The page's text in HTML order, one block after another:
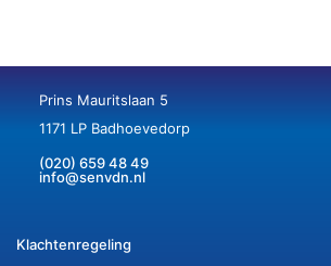
Prins Mauritslaan 5
1171 LP Badhoevedorp
(020) 659 48 49
info@senvdn.nl
Klachtenregeling